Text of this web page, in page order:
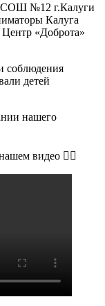
СОШ №12 г.Калуги
Калуга
Центр «Доброта»
соблюдения
детей
нашего
видео 👆🏼